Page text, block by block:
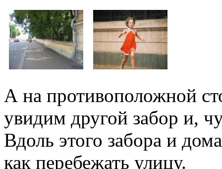
А на противоположной
увидим другой забор и,
Вдоль этого забора и
как перебежать улицу.